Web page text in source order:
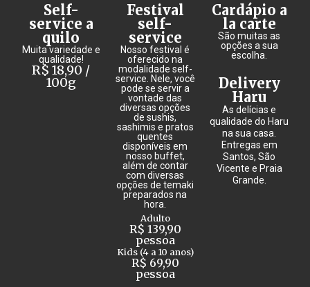
Self-
service a
quilo
Muita variedade e
qualidade!
R$ 18,90 /
100g
Festival
self-
service
Nosso festival é
oferecido na
modalidade self-
service. Nele, você
pode se servir a
vontade das
diversas opções
de sushis,
sashimis e pratos
quentes
disponíveis em
nosso buffet,
além de contar
com diversas
opções de temaki
preparados na
hora.
Adulto
R$ 139,90
pessoa
Kids (4 a 10 anos)
R$ 69,90
pessoa
Cardápio a
la carte
São muitas as
opções a sua
escolha.
Delivery
Haru
As delícias e
qualidade do Haru
na sua casa.
Entregas em
Santos, São
Vicente e Praia
Grande.